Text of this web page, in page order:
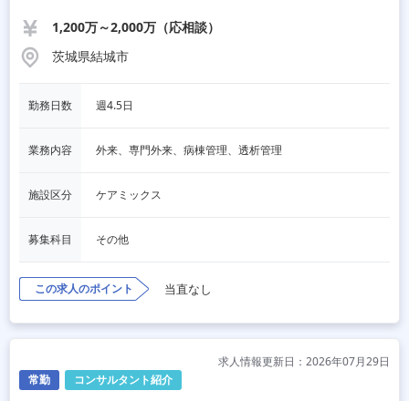
1,200万～2,000万（応相談）
茨城県結城市
勤務日数 週4.5日
業務内容 外来、専門外来、病棟管理、透析管理
施設区分 ケアミックス
募集科目 その他
この求人のポイント 当直なし
常勤 コンサルタント紹介
求人情報更新日：2026年07月29日